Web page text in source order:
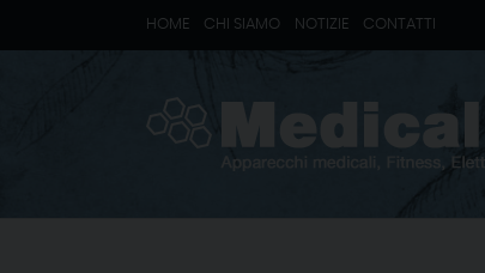
HOME CHI SIAMO NOTIZIE CONTATTI